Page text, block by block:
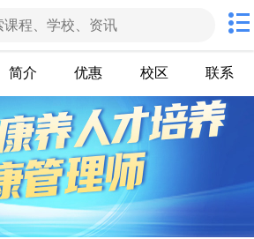
简介 优惠 校区 联系